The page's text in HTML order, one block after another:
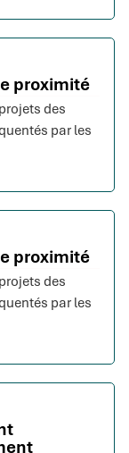
proximité
des
par les
proximité
des
par les